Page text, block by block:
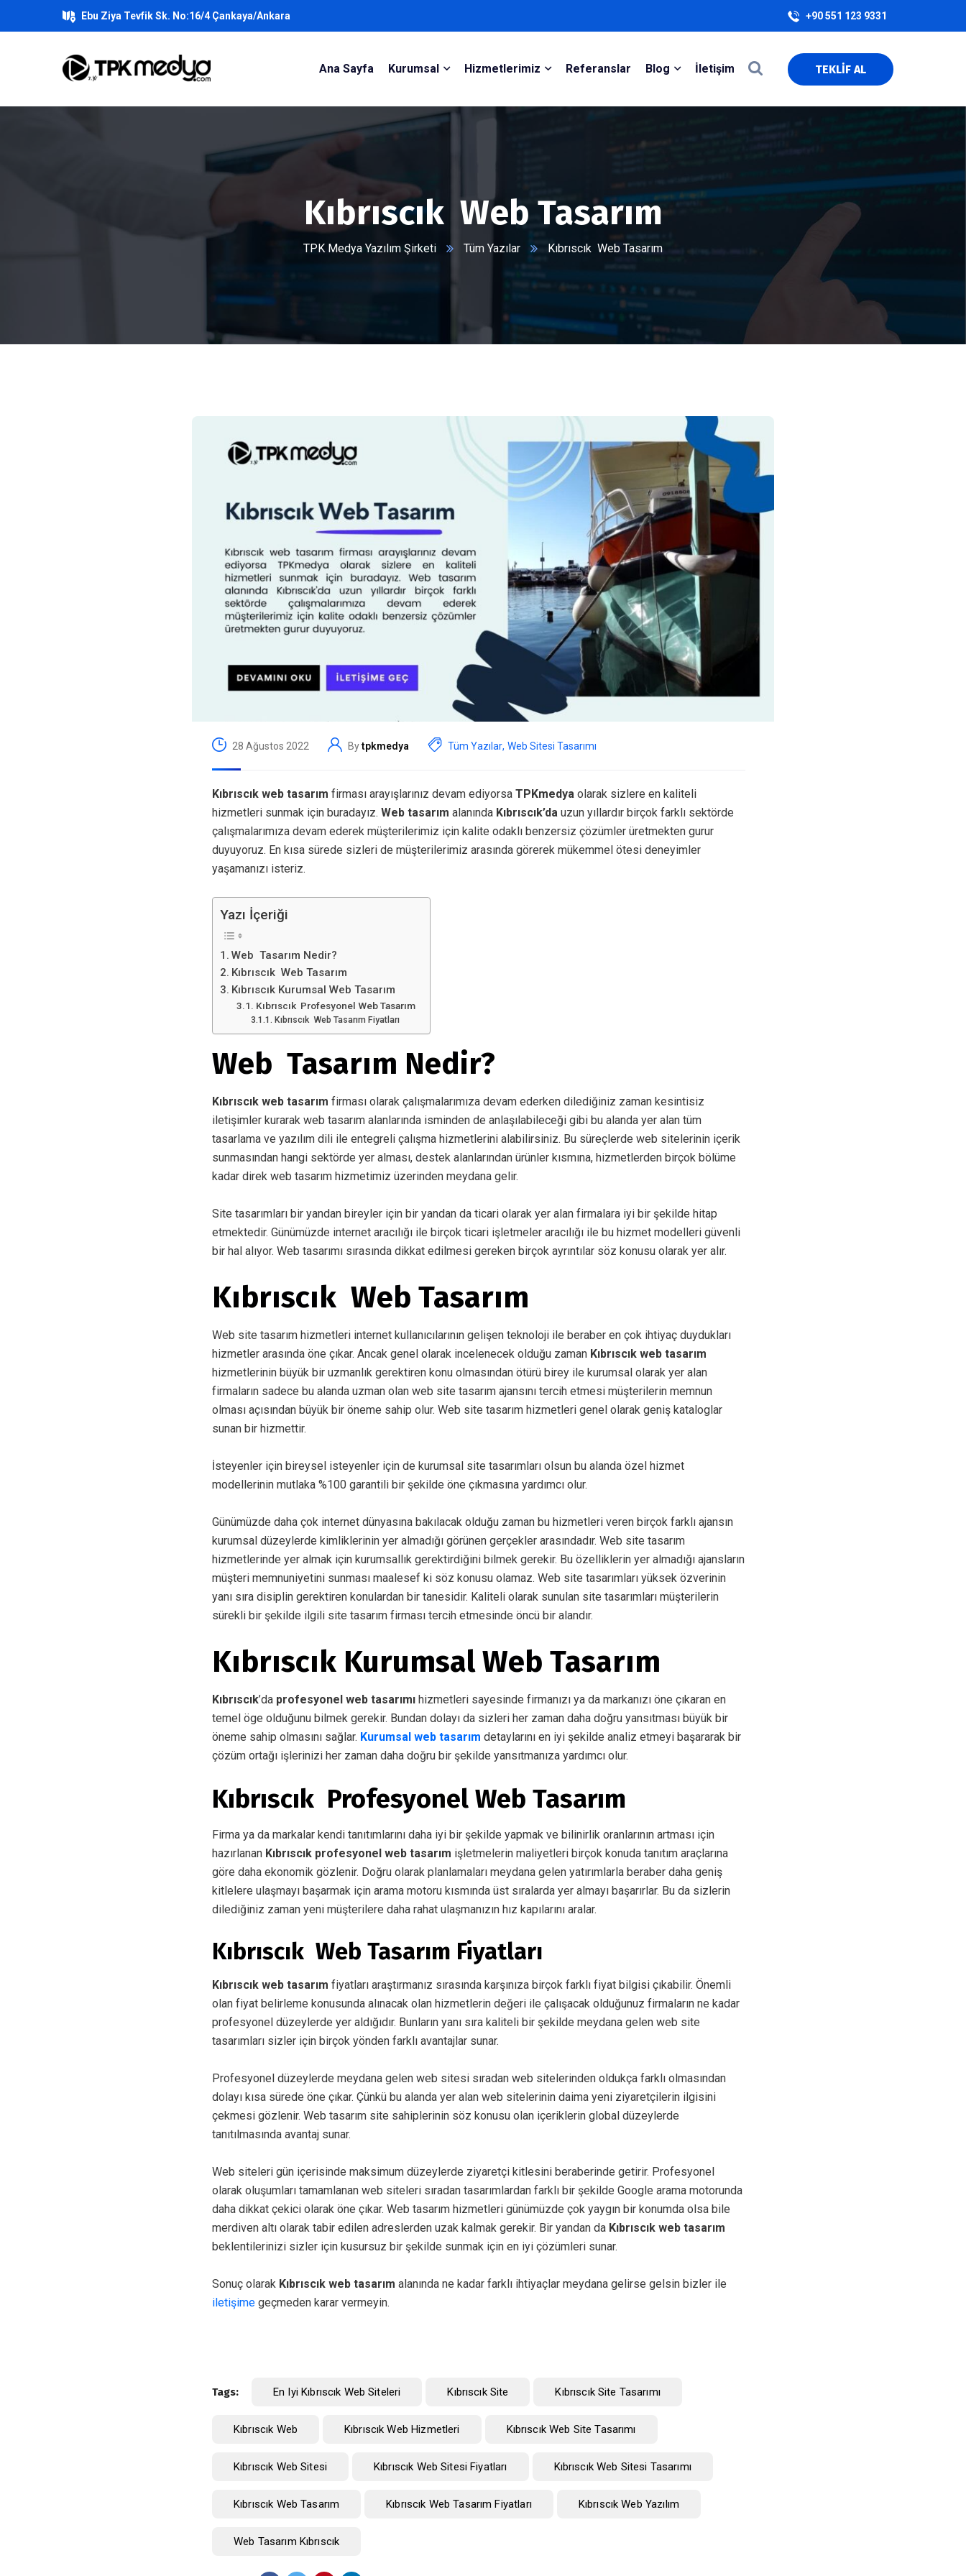
Ebu Ziya Tevfik Sk. No:16/4 Çankaya/Ankara +90 551 123 9331
Ana Sayfa Kurumsal Hizmetlerimiz Referanslar Blog İletişim TEKLİF AL
Kıbrıscık Web Tasarım
TPK Medya Yazılım Şirketi Tüm Yazılar Kıbrıscık Web Tasarım
28 Ağustos 2022 Bytpkmedya Tüm Yazılar, Web Sitesi Tasarımı
Kıbrıscık web tasarım firması arayışlarınız devam ediyorsa TPKmedya olarak sizlere en kaliteli
hizmetleri sunmak için buradayız. Web tasarım alanında Kıbrıscık’da uzun yıllardır birçok farklı sektörde
çalışmalarımıza devam ederek müşterilerimiz için kalite odaklı benzersiz çözümler üretmekten gurur
duyuyoruz. En kısa sürede sizleri de müşterilerimiz arasında görerek mükemmel ötesi deneyimler
yaşamanızı isteriz.
Yazı İçeriği
Web Tasarım Nedir?
Kıbrıscık Web Tasarım
Kıbrıscık Kurumsal Web Tasarım
Kıbrıscık Profesyonel Web Tasarım
Kıbrıscık Web Tasarım Fiyatları
Web Tasarım Nedir?
Kıbrıscık web tasarım firması olarak çalışmalarımıza devam ederken dilediğiniz zaman kesintisiz
iletişimler kurarak web tasarım alanlarında isminden de anlaşılabileceği gibi bu alanda yer alan tüm
tasarlama ve yazılım dili ile entegreli çalışma hizmetlerini alabilirsiniz. Bu süreçlerde web sitelerinin içerik
sunmasından hangi sektörde yer alması, destek alanlarından ürünler kısmına, hizmetlerden birçok bölüme
kadar direk web tasarım hizmetimiz üzerinden meydana gelir.
Site tasarımları bir yandan bireyler için bir yandan da ticari olarak yer alan firmalara iyi bir şekilde hitap
etmektedir. Günümüzde internet aracılığı ile birçok ticari işletmeler aracılığı ile bu hizmet modelleri güvenli
bir hal alıyor. Web tasarımı sırasında dikkat edilmesi gereken birçok ayrıntılar söz konusu olarak yer alır.
Kıbrıscık Web Tasarım
Web site tasarım hizmetleri internet kullanıcılarının gelişen teknoloji ile beraber en çok ihtiyaç duydukları
hizmetler arasında öne çıkar. Ancak genel olarak incelenecek olduğu zaman Kıbrıscık web tasarım
hizmetlerinin büyük bir uzmanlık gerektiren konu olmasından ötürü birey ile kurumsal olarak yer alan
firmaların sadece bu alanda uzman olan web site tasarım ajansını tercih etmesi müşterilerin memnun
olması açısından büyük bir öneme sahip olur. Web site tasarım hizmetleri genel olarak geniş kataloglar
sunan bir hizmettir.
İsteyenler için bireysel isteyenler için de kurumsal site tasarımları olsun bu alanda özel hizmet
modellerinin mutlaka %100 garantili bir şekilde öne çıkmasına yardımcı olur.
Günümüzde daha çok internet dünyasına bakılacak olduğu zaman bu hizmetleri veren birçok farklı ajansın
kurumsal düzeylerde kimliklerinin yer almadığı görünen gerçekler arasındadır. Web site tasarım
hizmetlerinde yer almak için kurumsallık gerektirdiğini bilmek gerekir. Bu özelliklerin yer almadığı ajansların
müşteri memnuniyetini sunması maalesef ki söz konusu olamaz. Web site tasarımları yüksek özverinin
yanı sıra disiplin gerektiren konulardan bir tanesidir. Kaliteli olarak sunulan site tasarımları müşterilerin
sürekli bir şekilde ilgili site tasarım firması tercih etmesinde öncü bir alandır.
Kıbrıscık Kurumsal Web Tasarım
Kıbrıscık’da profesyonel web tasarımı hizmetleri sayesinde firmanızı ya da markanızı öne çıkaran en
temel öge olduğunu bilmek gerekir. Bundan dolayı da sizleri her zaman daha doğru yansıtması büyük bir
öneme sahip olmasını sağlar. Kurumsal web tasarım detaylarını en iyi şekilde analiz etmeyi başararak bir
çözüm ortağı işlerinizi her zaman daha doğru bir şekilde yansıtmanıza yardımcı olur.
Kıbrıscık Profesyonel Web Tasarım
Firma ya da markalar kendi tanıtımlarını daha iyi bir şekilde yapmak ve bilinirlik oranlarının artması için
hazırlanan Kıbrıscık profesyonel web tasarım işletmelerin maliyetleri birçok konuda tanıtım araçlarına
göre daha ekonomik gözlenir. Doğru olarak planlamaları meydana gelen yatırımlarla beraber daha geniş
kitlelere ulaşmayı başarmak için arama motoru kısmında üst sıralarda yer almayı başarırlar. Bu da sizlerin
dilediğiniz zaman yeni müşterilere daha rahat ulaşmanızın hız kapılarını aralar.
Kıbrıscık Web Tasarım Fiyatları
Kıbrıscık web tasarım fiyatları araştırmanız sırasında karşınıza birçok farklı fiyat bilgisi çıkabilir. Önemli
olan fiyat belirleme konusunda alınacak olan hizmetlerin değeri ile çalışacak olduğunuz firmaların ne kadar
profesyonel düzeylerde yer aldığıdır. Bunların yanı sıra kaliteli bir şekilde meydana gelen web site
tasarımları sizler için birçok yönden farklı avantajlar sunar.
Profesyonel düzeylerde meydana gelen web sitesi sıradan web sitelerinden oldukça farklı olmasından
dolayı kısa sürede öne çıkar. Çünkü bu alanda yer alan web sitelerinin daima yeni ziyaretçilerin ilgisini
çekmesi gözlenir. Web tasarım site sahiplerinin söz konusu olan içeriklerin global düzeylerde
tanıtılmasında avantaj sunar.
Web siteleri gün içerisinde maksimum düzeylerde ziyaretçi kitlesini beraberinde getirir. Profesyonel
olarak oluşumları tamamlanan web siteleri sıradan tasarımlardan farklı bir şekilde Google arama motorunda
daha dikkat çekici olarak öne çıkar. Web tasarım hizmetleri günümüzde çok yaygın bir konumda olsa bile
merdiven altı olarak tabir edilen adreslerden uzak kalmak gerekir. Bir yandan da Kıbrıscık web tasarım
beklentilerinizi sizler için kusursuz bir şekilde sunmak için en iyi çözümleri sunar.
Sonuç olarak Kıbrıscık web tasarım alanında ne kadar farklı ihtiyaçlar meydana gelirse gelsin bizler ile
iletişime geçmeden karar vermeyin.
Tags: En Iyi Kıbrıscık Web Siteleri Kıbrıscık Site Kıbrıscık Site Tasarımı
Kıbrıscık Web Kıbrıscık Web Hizmetleri Kıbrıscık Web Site Tasarımı
Kıbrıscık Web Sitesi Kıbrıscık Web Sitesi Fiyatları Kıbrıscık Web Sitesi Tasarımı
Kıbrıscık Web Tasarım Kıbrıscık Web Tasarım Fiyatları Kıbrıscık Web Yazılım
Web Tasarım Kıbrıscık